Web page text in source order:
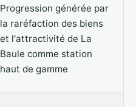
Progression générée par
la raréfaction des biens
et l'attractivité de La
Baule comme station
haut de gamme